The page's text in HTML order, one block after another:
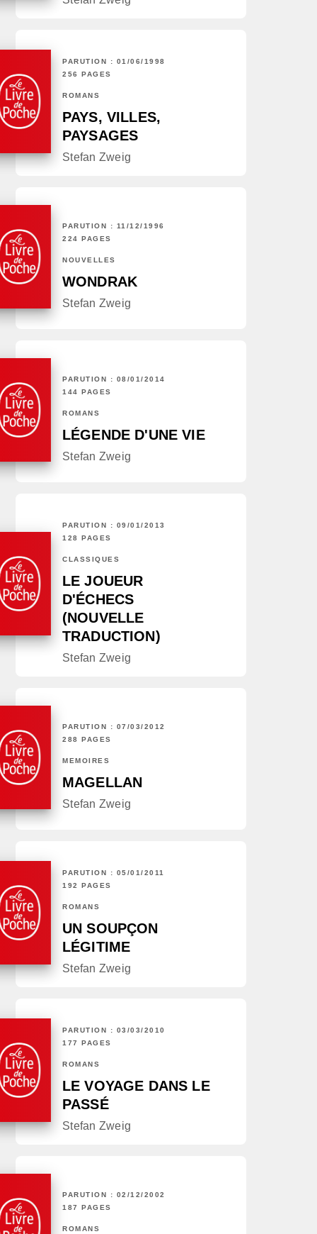
PARUTION : 01/06/1998
256 PAGES
ROMANS
PAYS, VILLES,
PAYSAGES
Stefan Zweig
PARUTION : 11/12/1996
224 PAGES
NOUVELLES
WONDRAK
Stefan Zweig
PARUTION : 08/01/2014
144 PAGES
ROMANS
LÉGENDE D'UNE VIE
Stefan Zweig
PARUTION : 09/01/2013
128 PAGES
CLASSIQUES
LE JOUEUR
D'ÉCHECS
(NOUVELLE
TRADUCTION)
Stefan Zweig
PARUTION : 07/03/2012
288 PAGES
MÉMOIRES
MAGELLAN
Stefan Zweig
PARUTION : 05/01/2011
192 PAGES
ROMANS
UN SOUPÇON
LÉGITIME
Stefan Zweig
PARUTION : 03/03/2010
177 PAGES
ROMANS
LE VOYAGE DANS LE
PASSÉ
Stefan Zweig
PARUTION : 02/12/2002
187 PAGES
ROMANS